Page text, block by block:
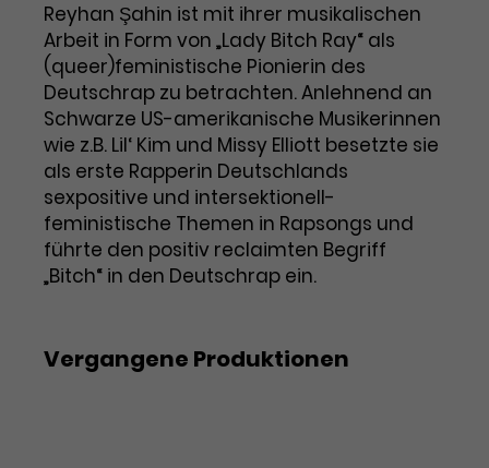
Zweck
personalisierter Werbung und
misst die Wirksamkeit von
Werbekampagnen über
verschiedene Websites hinweg.
Reyhan Şahin ist mit ihrer musikalischen
Arbeit in Form von „Lady Bitch Ray“ als
(queer)feministische Pionierin des
Deutschrap zu betrachten. Anlehnend an
Schwarze US-amerikanische Musikerinnen
wie z.B. Lil‘ Kim und Missy Elliott besetzte sie
als erste Rapperin Deutschlands
sexpositive und intersektionell-
feministische Themen in Rapsongs und
führte den positiv reclaimten Begriff
„Bitch“ in den Deutschrap ein.
Vergangene Produktionen